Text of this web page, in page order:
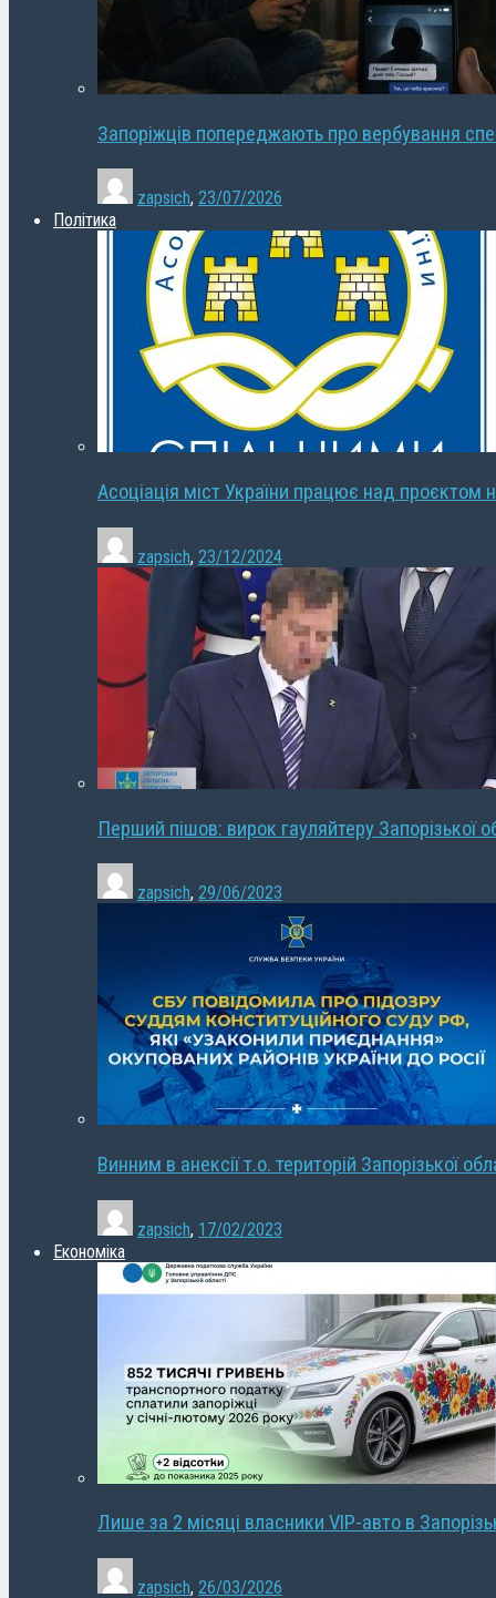
Запоріжців попереджають про вербування
zapsich, 23/07/2026
Політика
Асоціація міст України працює над проєктом
zapsich, 23/12/2024
Перший пішов: вирок гауляйтеру Запорізької
zapsich, 29/06/2023
Винним в анексії т.о. територій Запорізької
zapsich, 17/02/2023
Економіка
Лише за 2 місяці власники VIP-авто в
zapsich, 26/03/2026